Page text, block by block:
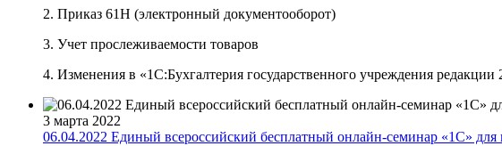
2. Приказ 61Н (электронный документооборот)
3. Учет прослеживаемости товаров
4. Изменения в «1С:Бухгалтерия государственного учреждения редакции
3 марта 2022
06.04.2022 Единый всероссийский бесплатный онлайн-семинар «1С» для